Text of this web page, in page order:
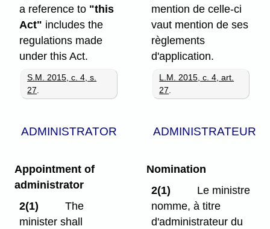
a reference to "this
Act" includes the
regulations made
under this Act.
S.M. 2015, c. 4, s.
27.
mention de celle-ci
vaut mention de ses
règlements
d'application.
L.M. 2015, c. 4, art.
27.
ADMINISTRATOR ADMINISTRATEUR
Appointment of
administrator
2(1)
The
minister shall
Nomination
2(1)
Le ministre
nomme, à titre
d'administrateur du